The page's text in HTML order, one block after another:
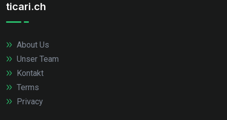
ticari.ch
About Us
Unser Team
Kontakt
Terms
Privacy